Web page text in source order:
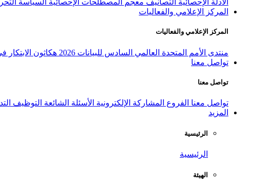
الأدلة الإحصائية التصانيف معجم المصطلحات الإحصائية السياسة
المركز الإعلامي والفعاليات
المركز الإعلامي والفعاليات
منتدى الأمم المتحدة العالمي السادس للبيانات 2026 هكاثون الابتكار
تواصل معنا
تواصل معنا
تواصل معنا الفروع المشاركة الإلكترونية الأسئلة الشائعة التوظيف
المزيد
الرئيسية
الرئيسية
الهيئة